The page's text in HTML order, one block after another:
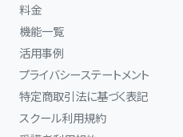
料金
機能一覧
活用事例
プライバシーステートメント
特定商取引法に基づく表記
スクール利用規約